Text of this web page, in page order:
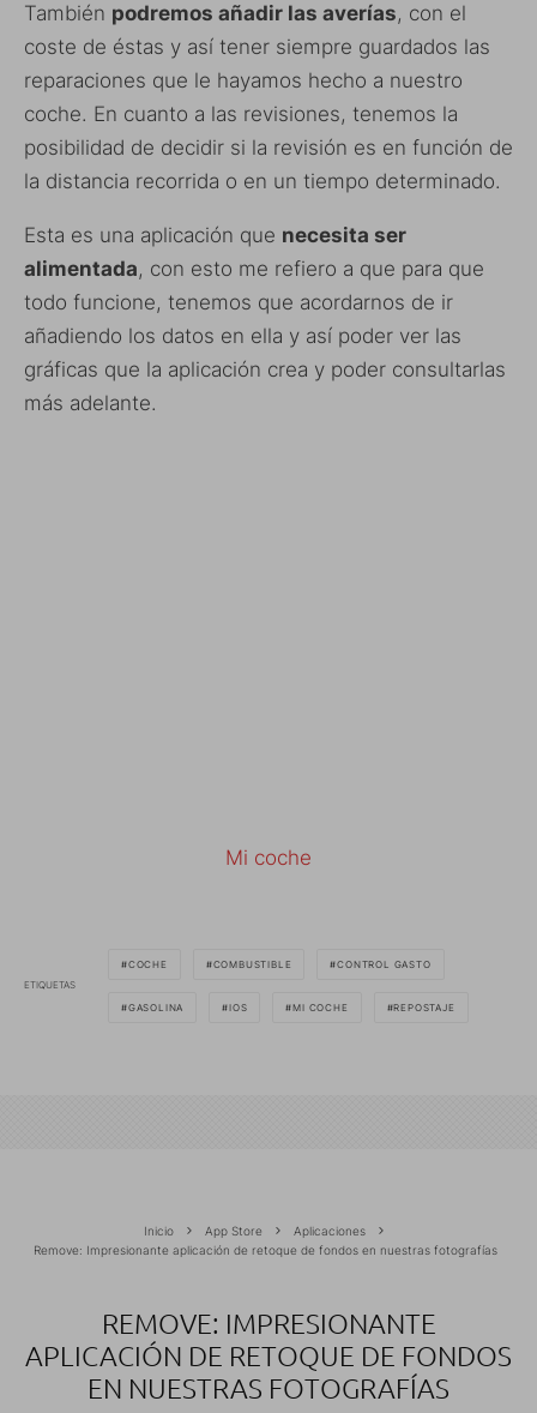
También podremos añadir las averías, con el
coste de éstas y así tener siempre guardados las
reparaciones que le hayamos hecho a nuestro
coche. En cuanto a las revisiones, tenemos la
posibilidad de decidir si la revisión es en función de
la distancia recorrida o en un tiempo determinado.
Esta es una aplicación que necesita ser
alimentada, con esto me refiero a que para que
todo funcione, tenemos que acordarnos de ir
añadiendo los datos en ella y así poder ver las
gráficas que la aplicación crea y poder consultarlas
más adelante.
Mi coche
ETIQUETAS
COCHE COMBUSTIBLE CONTROL GASTO
GASOLINA IOS MI COCHE REPOSTAJE
Inicio App Store
Aplicaciones
Remove: Impresionante aplicación de retoque de fondos en nuestras fotografías
REMOVE: IMPRESIONANTE
APLICACIÓN DE RETOQUE DE FONDOS
EN NUESTRAS FOTOGRAFÍAS